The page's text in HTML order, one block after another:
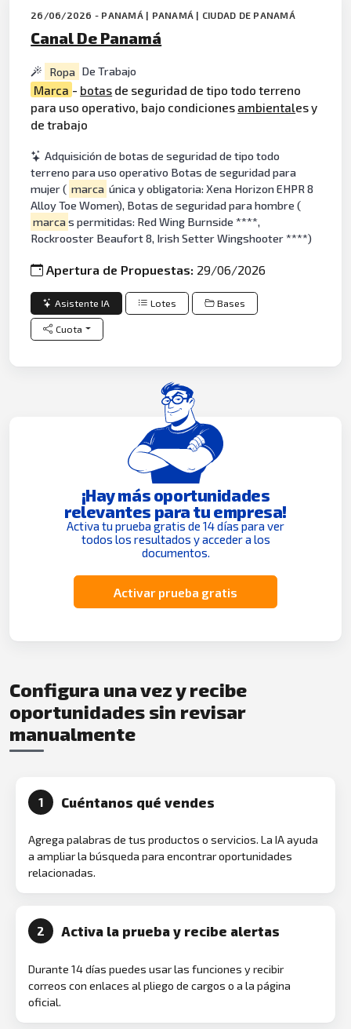
26/06/2026 - PANAMÁ | PANAMÁ | CIUDAD DE PANAMÁ
Canal De Panamá
Ropa De Trabajo
Marca - botas de seguridad de tipo todo terreno
para uso operativo, bajo condiciones ambientales y
de trabajo
Adquisición de botas de seguridad de tipo todo
terreno para uso operativo Botas de seguridad para
mujer ( marca única y obligatoria: Xena Horizon EHPR 8
Alloy Toe Women), Botas de seguridad para hombre (
marcas permitidas: Red Wing Burnside ****,
Rockrooster Beaufort 8, Irish Setter Wingshooter ****)
Apertura de Propuestas: 29/06/2026
Asistente IA Lotes Bases
Cuota
¡Hay más oportunidades
relevantes para tu empresa!
Activa tu prueba gratis de 14 días para ver
todos los resultados y acceder a los
documentos.
Activar prueba gratis
Configura una vez y recibe
oportunidades sin revisar
manualmente
1 Cuéntanos qué vendes
Agrega palabras de tus productos o servicios. La IA ayuda
a ampliar la búsqueda para encontrar oportunidades
relacionadas.
2 Activa la prueba y recibe alertas
Durante 14 días puedes usar las funciones y recibir
correos con enlaces al pliego de cargos o a la página
oficial.